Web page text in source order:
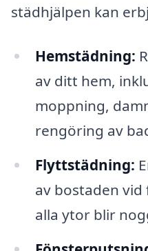
städhjälpen kan
Hemstädning:
av ditt hem,
moppning,
rengöring av
Flyttstädning:
av bostaden
alla ytor blir